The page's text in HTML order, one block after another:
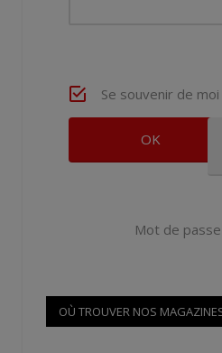
Se souvenir de moi
Mot de
OÙ TROUVER NOS